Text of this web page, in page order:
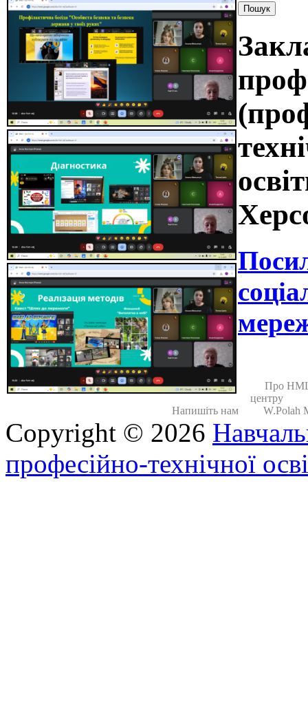
Про
центру
Напишіть нам
W.Polah
Copyright © 2026
професійно-технічної